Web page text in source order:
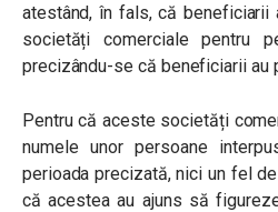
atestând, în fals, că
societăți comerciale pentru
precizându-se că beneficiarii au
Pentru că aceste societăți
numele unor persoane
perioada precizată, nici un fel
că acestea au ajuns să